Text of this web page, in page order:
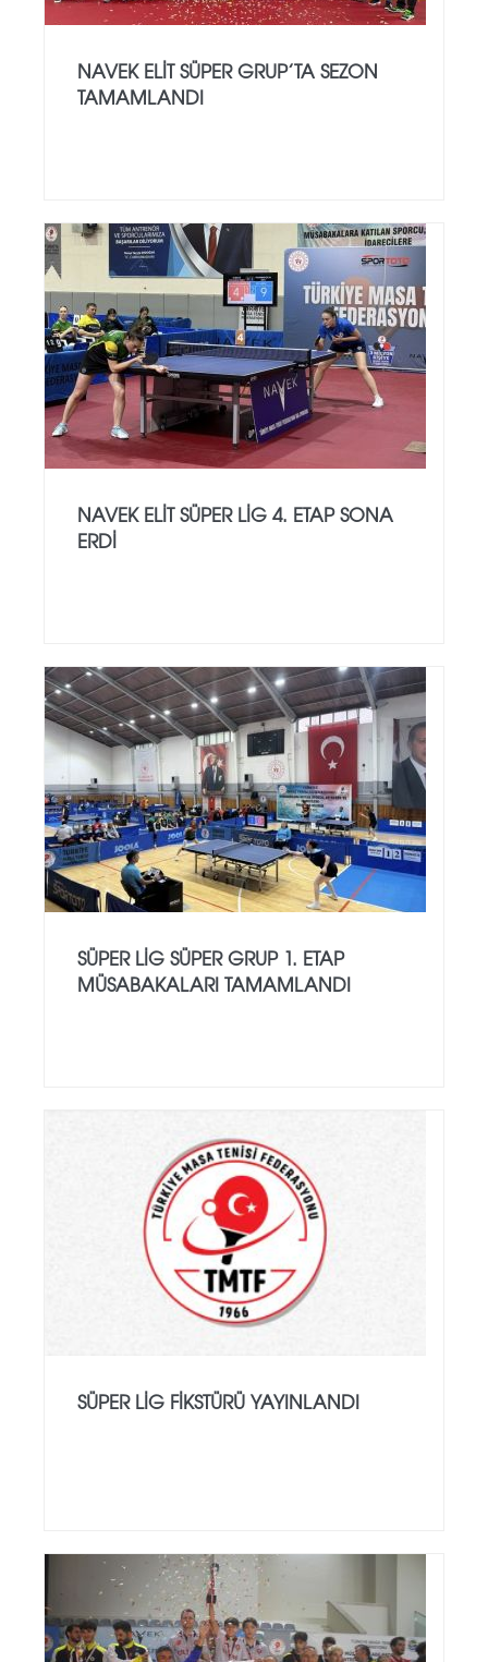
NAVEK ELIT SÜPER GRUP’TA SEZON
TAMAMLANDI
NAVEK ELIT SÜPER LIG 4. ETAP SONA
ERDI
SÜPER LIG SÜPER GRUP 1. ETAP
MÜSABAKALARI TAMAMLANDI
SÜPER LIG FIKSTÜRÜ YAYINLANDI